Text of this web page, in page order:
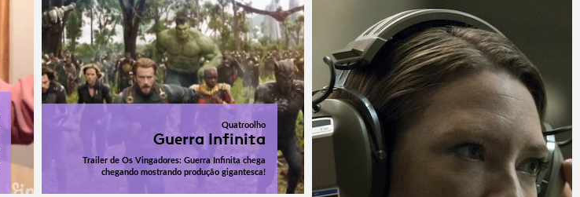
Quatroolho
Guerra Infinita
Trailer de Os Vingadores: Guerra Infinita chega
chegando mostrando produção gigantesca!